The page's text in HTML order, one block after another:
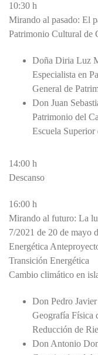
10:30 h
Mirando al pasado: El
Patrimonio Cultural de
Doña Diria Luz
Especialista en
General de
Don Juan
Patrimonio del
Escuela
14:00 h
Descanso
16:00 h
Mirando al futuro: La
7/2021 de 20 de mayo
Energética
Transición Energética
Cambio climático en
Don Pedro
Geografía Física
Reducción de
Don Antonio